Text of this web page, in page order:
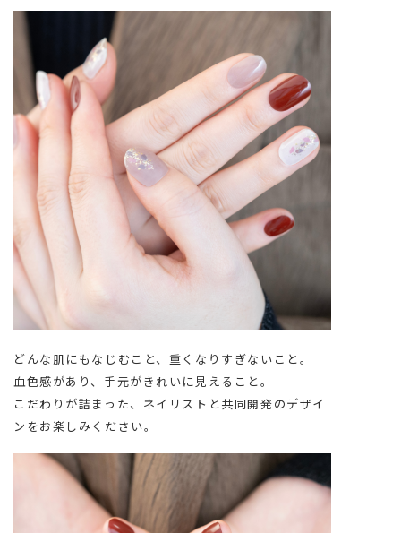
どんな肌にもなじむこと、重くなりすぎないこと。
血色感があり、手元がきれいに見えること。
こだわりが詰まった、ネイリストと共同開発のデザイ
ンをお楽しみください。